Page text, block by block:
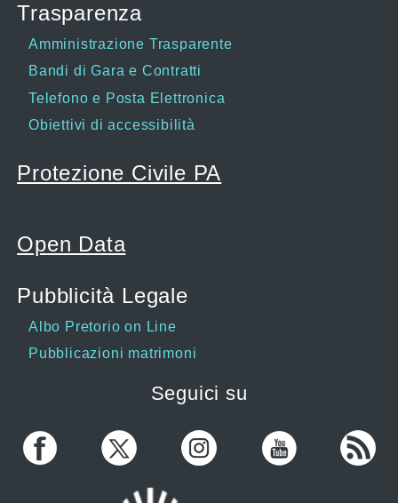
Trasparenza
Amministrazione Trasparente
Bandi di Gara e Contratti
Telefono e Posta Elettronica
Obiettivi di accessibilità
Protezione Civile PA
Open Data
Pubblicità Legale
Albo Pretorio on Line
Pubblicazioni matrimoni
Seguici su